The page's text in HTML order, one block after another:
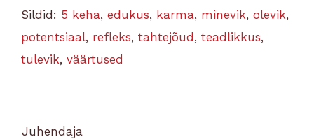
Sildid: 5 keha, edukus, karma, minevik, olevik,
potentsiaal, refleks, tahtejõud, teadlikkus,
tulevik, väärtused
Juhendaja